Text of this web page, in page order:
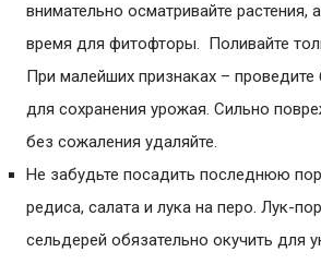
внимательно осматривайте растения,
время для фитофторы. Поливайте
При малейших признаках –
для сохранения урожая. Сильно
без сожаления удаляйте.
Не забудьте посадить последнюю
редиса, салата и лука на перо. Лук-
сельдерей обязательно окучить для